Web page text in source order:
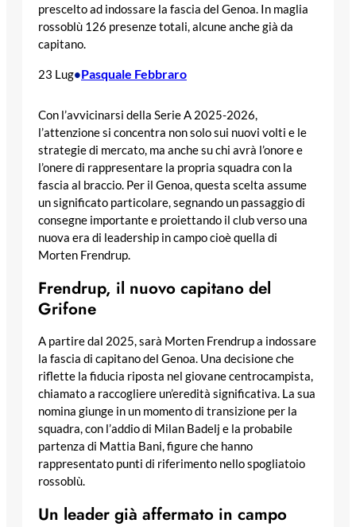
prescelto ad indossare la fascia del Genoa. In maglia
rossoblù 126 presenze totali, alcune anche già da
capitano.
23 Lug•Pasquale Febbraro
Con l’avvicinarsi della Serie A 2025-2026,
l’attenzione si concentra non solo sui nuovi volti e le
strategie di mercato, ma anche su chi avrà l’onore e
l’onere di rappresentare la propria squadra con la
fascia al braccio. Per il Genoa, questa scelta assume
un significato particolare, segnando un passaggio di
consegne importante e proiettando il club verso una
nuova era di leadership in campo cioè quella di
Morten Frendrup.
Frendrup, il nuovo capitano del
Grifone
A partire dal 2025, sarà Morten Frendrup a indossare
la fascia di capitano del Genoa. Una decisione che
riflette la fiducia riposta nel giovane centrocampista,
chiamato a raccogliere un’eredità significativa. La sua
nomina giunge in un momento di transizione per la
squadra, con l’addio di Milan Badelj e la probabile
partenza di Mattia Bani, figure che hanno
rappresentato punti di riferimento nello spogliatoio
rossoblù.
Un leader già affermato in campo